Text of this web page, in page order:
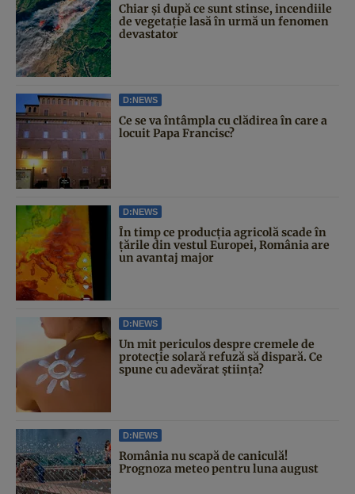
Chiar și după ce sunt stinse, incendiile
de vegetație lasă în urmă un fenomen
devastator
D:NEWS
Ce se va întâmpla cu clădirea în care a
locuit Papa Francisc?
D:NEWS
În timp ce producția agricolă scade în
țările din vestul Europei, România are
un avantaj major
D:NEWS
Un mit periculos despre cremele de
protecție solară refuză să dispară. Ce
spune cu adevărat știința?
D:NEWS
România nu scapă de caniculă!
Prognoza meteo pentru luna august